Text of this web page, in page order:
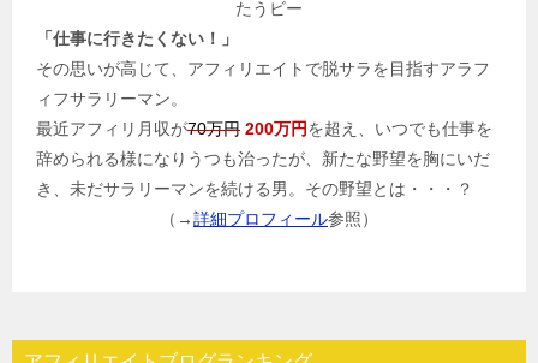
たうビー
「仕事に行きたくない！」
その思いが高じて、アフィリエイトで脱サラを目指すアラフ
ィフサラリーマン。
最近アフィリ月収が70万円 200万円を超え、いつでも仕事を
辞められる様になりうつも治ったが、新たな野望を胸にいだ
き、未だサラリーマンを続ける男。その野望とは・・・？
（→詳細プロフィール参照）